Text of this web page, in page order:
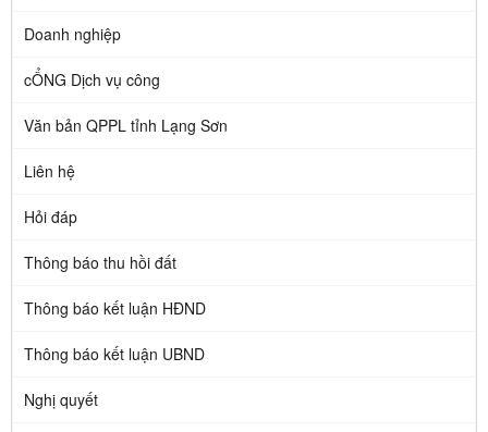
Doanh nghiệp
cỔNG Dịch vụ công
Văn bản QPPL tỉnh Lạng Sơn
Liên hệ
Hỏi đáp
Thông báo thu hồi đất
Thông báo kết luận HĐND
Thông báo kết luận UBND
Nghị quyết